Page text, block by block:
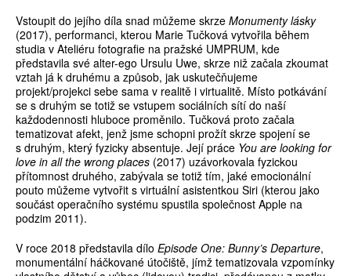
Vstoupit do jejího díla snad můžeme skrze Monumenty lásky
(2017), performanci, kterou Marie Tučková vytvořila během
studia v Ateliéru fotografie na pražské UMPRUM, kde
představila své alter-ego Ursulu Uwe, skrze niž začala zkoumat
vztah já k druhému a způsob, jak uskutečňujeme
projekt/projekci sebe sama v realitě i virtualitě. Místo potkávání
se s druhým se totiž se vstupem sociál­ních sítí do naší
každodennosti hluboce proměnilo. Tučková proto začala
tematizovat afekt, jenž jsme schopni prožít skrze spojení se
s druhým, který fyzicky absentuje. Její práce You are looking for
love in all the wrong places (2017) uzávorkovala fyzickou
přítomnost druhého, zabývala se totiž tím, jaké emocionální
pouto můžeme vytvořit s virtuální asistentkou Siri (kterou jako
součást operačního systému spustila společnost Apple na
podzim 2011).
V roce 2018 představila dílo Episode One: Bunny’s Departure,
monumentální háčkované útočiště, jímž tematizovala vzpomínky